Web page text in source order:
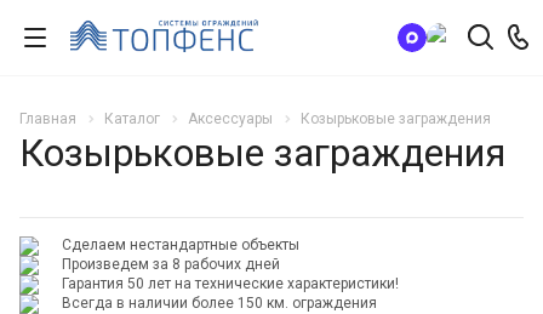
Главная Каталог Аксессуары Козырьковые заграждения
Козырьковые заграждения
Сделаем нестандартные объекты
Произведем за 8 рабочих дней
Гарантия 50 лет на технические характеристики!
Всегда в наличии более 150 км. ограждения